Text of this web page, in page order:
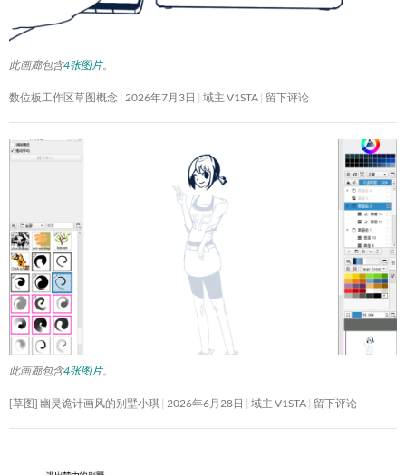
此画廊包含4张图片。
数位板工作区草图概念 2026年7月3日 域主 V1STA 留下评论
此画廊包含4张图片。
[草图] 幽灵诡计画风的别墅小琪 2026年6月28日 域主 V1STA 留下评论